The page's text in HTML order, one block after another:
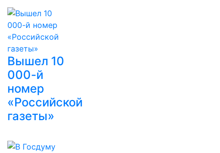
Вышел 10
000-й
номер
«Российской
газеты»